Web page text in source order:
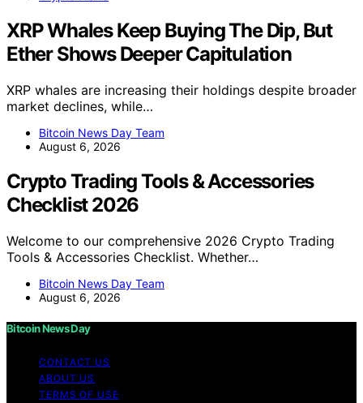
XRP Whales Keep Buying The Dip, But
Ether Shows Deeper Capitulation
XRP whales are increasing their holdings despite broader
market declines, while…
Bitcoin News Day Team
August 6, 2026
Crypto Trading Tools & Accessories
Checklist 2026
Welcome to our comprehensive 2026 Crypto Trading
Tools & Accessories Checklist. Whether…
Bitcoin News Day Team
August 6, 2026
Bitcoin News Day
CONTACT US
ABOUT US
TERMS OF USE